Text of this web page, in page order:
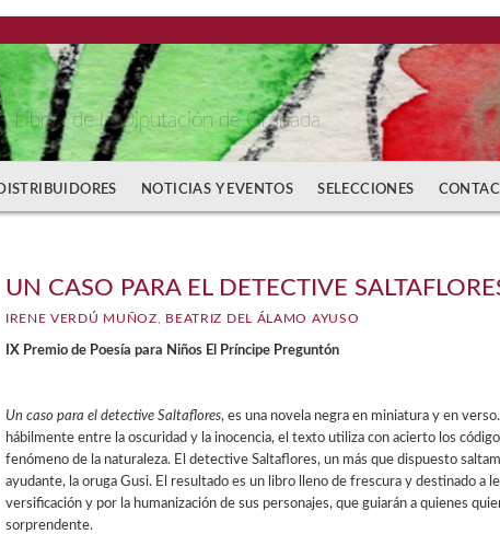
Libros de la Diputación de Granada
DISTRIBUIDORES NOTICIAS Y EVENTOS SELECCIONES
UN CASO PARA EL DETECTIVE
IRENE VERDÚ MUÑOZ BEATRIZ DEL ÁLAMO AYUSO
IX Premio de Poesía para Niños El Príncipe Preguntón
Un caso para el detective Saltaflores, es una novela negra en miniatura y en
hábilmente entre la oscuridad y la inocencia, el texto utiliza con acierto los
fenómeno de la naturaleza. El detective Saltaflores, un más que dispuesto
ayudante, la oruga Gusi. El resultado es un libro lleno de frescura y destinado a
versificación y por la humanización de sus personajes, que guiarán a quienes
sorprendente.